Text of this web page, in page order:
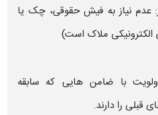
عدم نیاز به فیش حقوقی، چک یا
الکترونیکی ملاک است)
با ضامن‌ هایی که سابقه
قبلی را دارند.